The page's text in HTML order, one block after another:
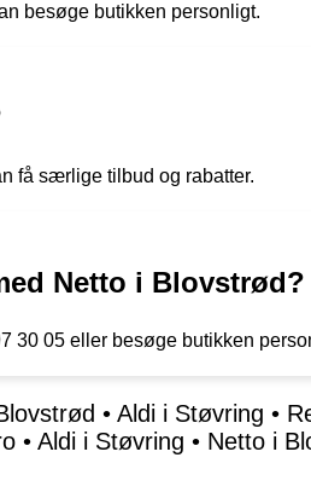
besøge butikken personligt.
få særlige tilbud og rabatter.
Netto i Blovstrød?
30 05 eller besøge butikken
• Aldi i Støvring •
• Aldi i Støvring • Netto i